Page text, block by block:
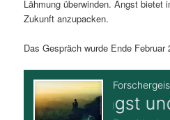
Lähmung überwinden. Angst bietet
Zukunft anzupacken.
Das Gespräch wurde Ende